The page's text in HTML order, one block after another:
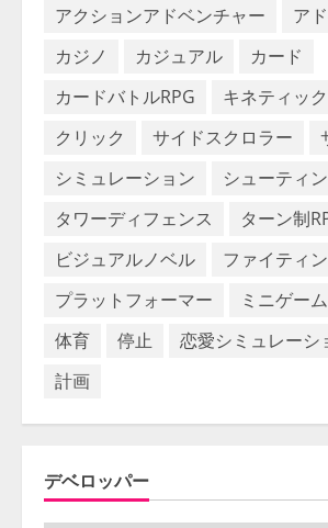
アクションアドベンチャー
ア
カジノ
カジュアル
カード
カードバトルRPG
キネティッ
クリック
サイドスクロラー
シミュレーション
シューティ
タワーディフェンス
ターン制
ビジュアルノベル
ファイティ
プラットフォーマー
ミニゲーム
体育
停止 恋愛シミュレーシ
計画
デベロッパー